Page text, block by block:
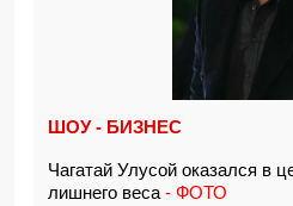
ШОУ - БИЗНЕС
Чагатай Улусой оказался в
лишнего веса - ФОТО